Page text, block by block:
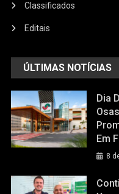
Classificados
Editais
ÚLTIMAS NOTÍCIAS
Dia
Em
8